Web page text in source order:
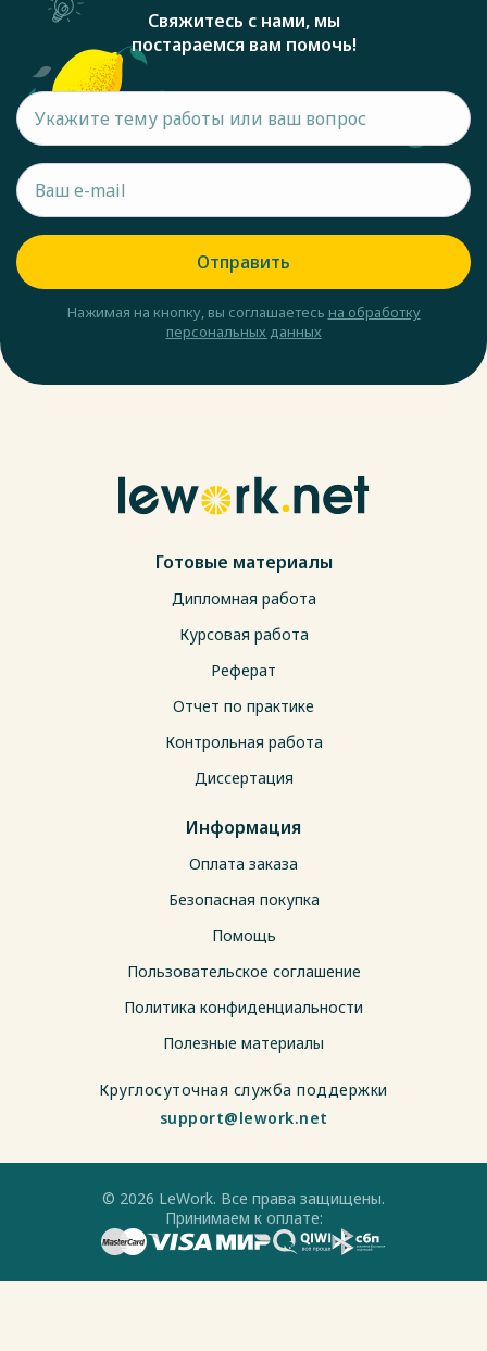
Свяжитесь с нами, мы
постараемся вам помочь!
Отправить
Нажимая на кнопку, вы соглашаетесь на обработку
персональных данных
Готовые материалы
Дипломная работа
Курсовая работа
Реферат
Отчет по практике
Контрольная работа
Диссертация
Информация
Оплата заказа
Безопасная покупка
Помощь
Пользовательское соглашение
Политика конфиденциальности
Полезные материалы
Круглосуточная служба поддержки
support@lework.net
© 2026 LeWork. Все права защищены.
Принимаем к оплате: